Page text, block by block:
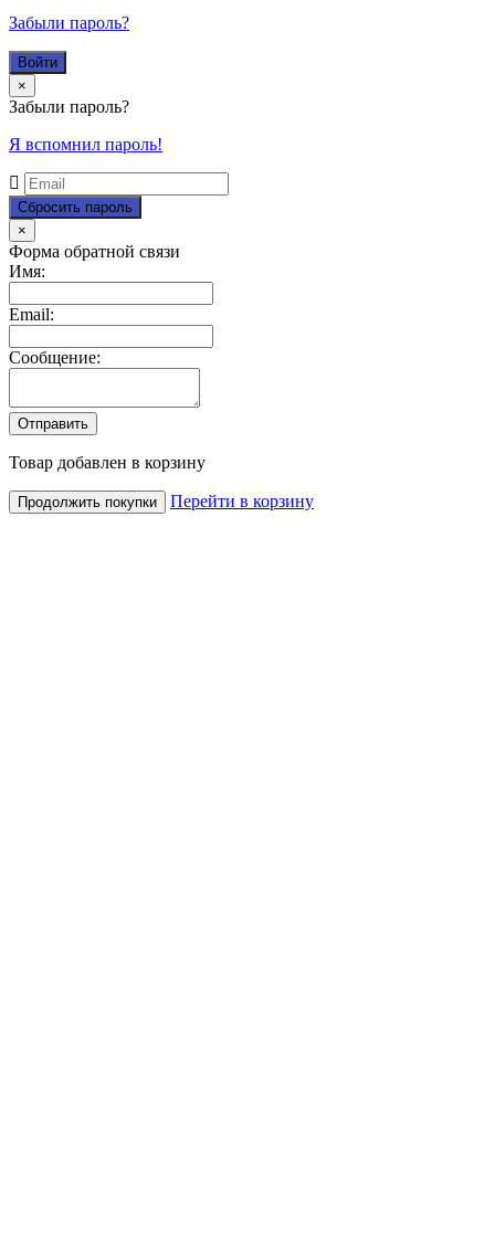
Забыли пароль?
×
Забыли пароль?
Я вспомнил пароль!
×
Форма обратной связи
Имя:
Email:
Сообщение:
Товар добавлен в корзину
Продолжить покупки Перейти в корзину